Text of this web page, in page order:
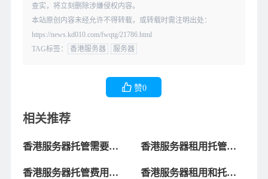
查实，将立刻删除涉嫌侵权内容。
本站原创内容未经允许不得转载，或转载时需注明出处：
https://news.kd010.com/fwqtg/21786.html
TAG标签：
香港服务器 服务器
赞0
相关推荐
香港服务器托管需要注
香港服务器租用托管的
香港服务器托管费用的
香港服务器租用和托管